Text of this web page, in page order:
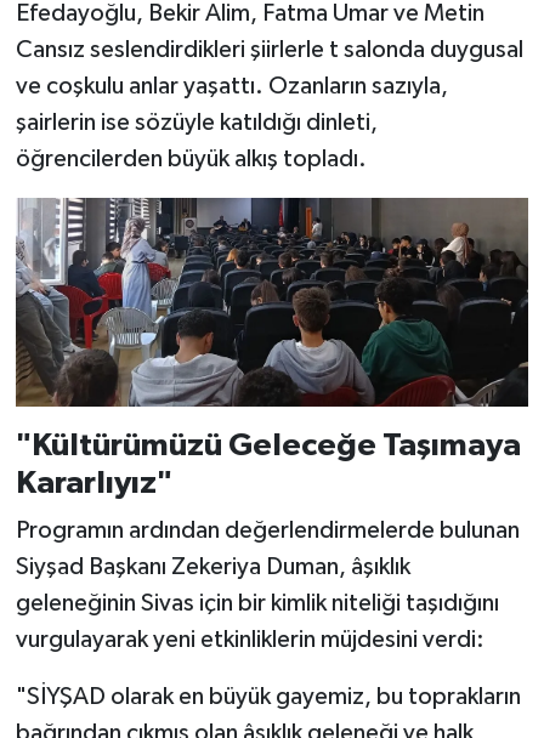
Efedayoğlu, Bekir Alim, Fatma Umar ve Metin
Cansız seslendirdikleri şiirlerle t salonda duygusal
ve coşkulu anlar yaşattı. Ozanların sazıyla,
şairlerin ise sözüyle katıldığı dinleti,
öğrencilerden büyük alkış topladı.
​"Kültürümüzü Geleceğe Taşımaya
Kararlıyız"
​Programın ardından değerlendirmelerde bulunan
Siyşad Başkanı Zekeriya Duman, âşıklık
geleneğinin Sivas için bir kimlik niteliği taşıdığını
vurgulayarak yeni etkinliklerin müjdesini verdi:
​"SİYŞAD olarak en büyük gayemiz, bu toprakların